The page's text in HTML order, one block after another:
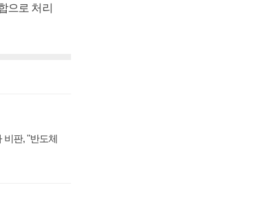
으로 처리
판, "반도체